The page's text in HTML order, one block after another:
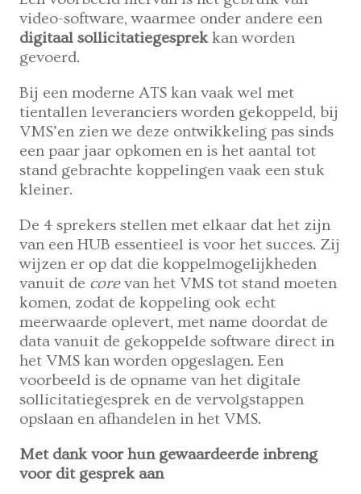
video-software, waarmee onder andere een
digitaal sollicitatiegesprekkan worden
gevoerd.
Bij een moderne ATS kan vaak wel met
tientallen leveranciers worden gekoppeld, bij
VMS’en zien we deze ontwikkeling pas sinds
een paar jaar opkomen en is het aantal tot
stand gebrachte koppelingen vaak een stuk
kleiner.
De 4 sprekers stellen met elkaar dat het zijn
van een HUB essentieel is voor het succes. Zij
wijzen er op dat die koppelmogelijkheden
vanuit de corevan het VMS tot stand moeten
komen, zodat de koppeling ook echt
meerwaarde oplevert, met name doordat de
data vanuit de gekoppelde software direct in
het VMS kan worden opgeslagen. Een
voorbeeld is de opname van het digitale
sollicitatiegesprek en de vervolgstappen
opslaan en afhandelen in het VMS.
Met dank voor hun gewaardeerde inbreng
voor dit gesprek aan